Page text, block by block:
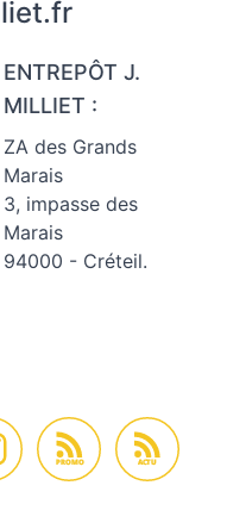
ENTREPÔT J.
MILLIET :
ZA des Grands
Marais
3, impasse des
Marais
94000 - Créteil.
PROMO ACTU